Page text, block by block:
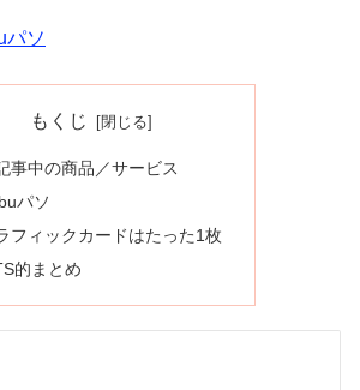
パソ
もくじ
事中の商品／サービス
パソ
フィックカードはたった1枚
的まとめ